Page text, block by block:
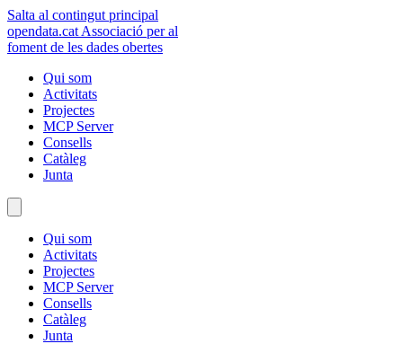
Salta al contingut principal
opendata.cat Associació per al
foment de les dades obertes
Qui som
Activitats
Projectes
MCP Server
Consells
Catàleg
Junta
Qui som
Activitats
Projectes
MCP Server
Consells
Catàleg
Junta